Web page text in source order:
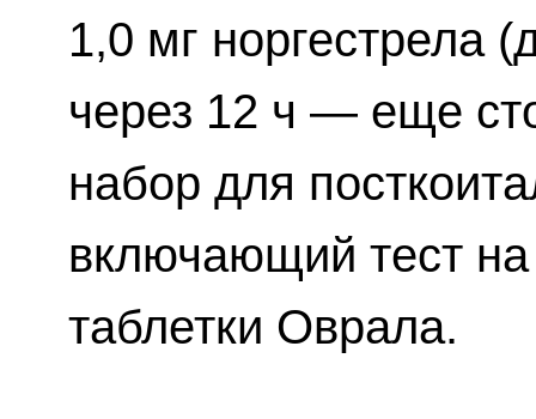
1,0 мг норгестрела
через 12 ч — еще
набор для
включающий тест
таблетки Оврала.